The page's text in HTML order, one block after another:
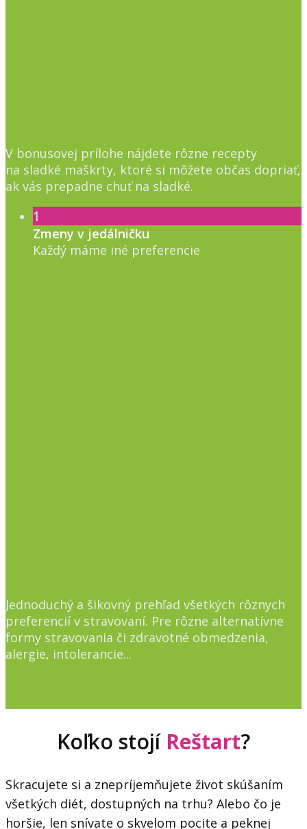
V bonusovej prílohe nájdete rôzne recepty
na sladké maškrty, ktoré si môžete občas dopriať,
ak vás prepadne chuť na sladké.
1
Zmeny v jedálničku
Každý máme iné preferencie
Jednoduchý a šikovný prehľad všetkých rôznych
preferencií v stravovaní. Pre rôzne alternatívne
formy stravovania či zdravotné obmedzenia,
alergie, intolerancie...
Koľko stojí Reštart?
Skracujete si a znepríjemňujete život skúšaním
všetkých diét, dostupných na trhu? Alebo čo je
horšie, len snívate o skvelom pocite a peknej